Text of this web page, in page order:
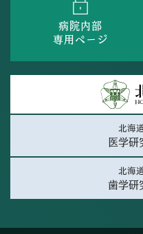
病院内部
専用ページ
北海
医学研
北海
歯学研